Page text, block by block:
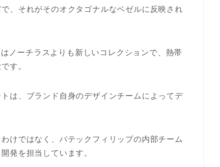
、それがそのオクタゴナルなベゼルに反映され
ノーチラスよりも新しいコレクションで、熱帯
す。
は、ブランド自身のデザインチームによってデ
けではなく、パテックフィリップの内部チーム
発を担当しています。